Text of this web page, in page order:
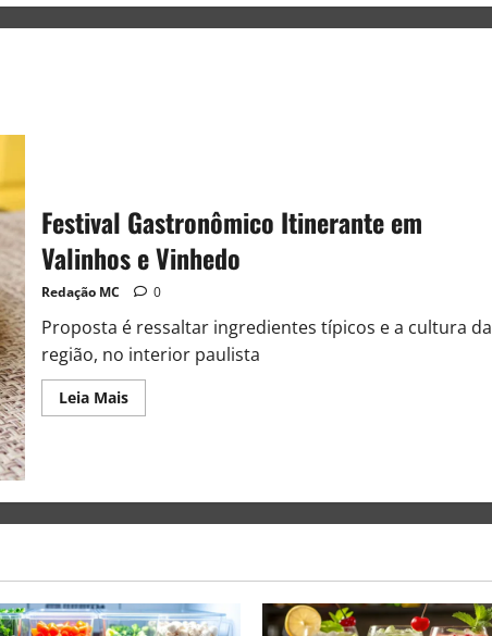
Festival Gastronômico Itinerante em
Valinhos e Vinhedo
Redação MC 0
Proposta é ressaltar ingredientes típicos e a cultura da
região, no interior paulista
Leia Mais